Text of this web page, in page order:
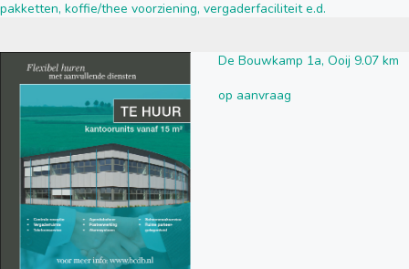
pakketten, koffie/thee voorziening, vergaderfaciliteit e.d.
De Bouwkamp 1a, Ooij 9.07 km
op aanvraag